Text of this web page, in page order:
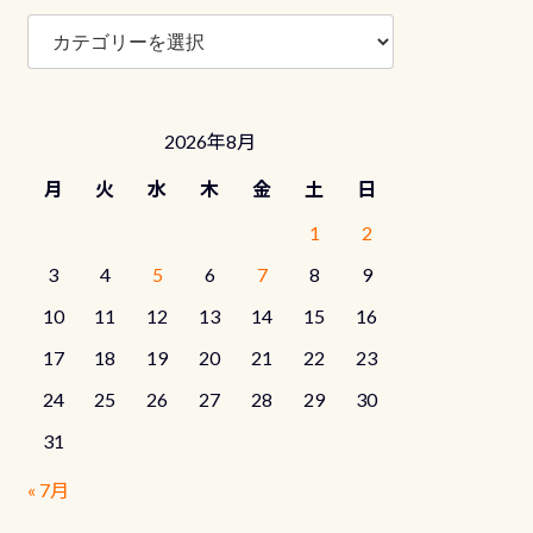
ブ
グ
2026年8月
月 火 水 木 金 土
日
1
2
3
4 5 6 7 8
9
10
11 12 13 14 15
16
17
18 19 20 21 22
23
24
25 26 27 28 29
30
31
« 7月